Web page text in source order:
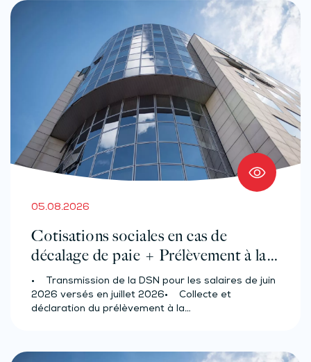
05.08.2026
Cotisations sociales en cas de
décalage de paie + Prélèvement à la
source des salariés et assimilés
(effectif d’au moins 50 salariés)
• Transmission de la DSN pour les salaires de juin
2026 versés en juillet 2026• Collecte et
déclaration du prélèvement à la…